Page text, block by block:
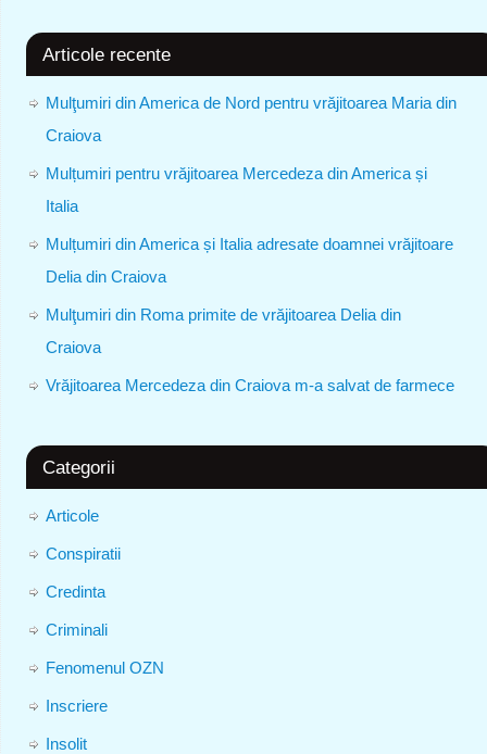
Articole recente
Mulţumiri din America de Nord pentru vrăjitoarea Maria din
Craiova
Mulțumiri pentru vrăjitoarea Mercedeza din America și
Italia
Mulțumiri din America și Italia adresate doamnei vrăjitoare
Delia din Craiova
Mulţumiri din Roma primite de vrăjitoarea Delia din
Craiova
Vrăjitoarea Mercedeza din Craiova m-a salvat de farmece
Categorii
Articole
Conspiratii
Credinta
Criminali
Fenomenul OZN
Inscriere
Insolit